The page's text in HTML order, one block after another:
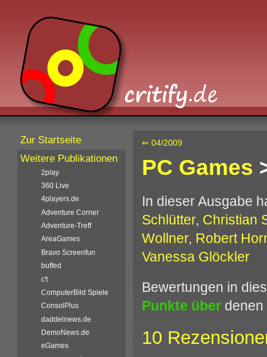
⇐ 04/2009
PC Games
In dieser Ausgabe
Schlütter, Christian
Wollner, Robert
Vanessa Glöckler
Bewertungen in
Punkte über denen
10
Zur Startseite
Weitere Publikationen
2play
360 Live
4players.de
Adventure Corner
Adventure-Treff
AreaGames
Bravo Screenfun
buffed
c't
ComputerBild Spiele
ConsolPlus
daddelnews.de
DemoNews.de
eGames